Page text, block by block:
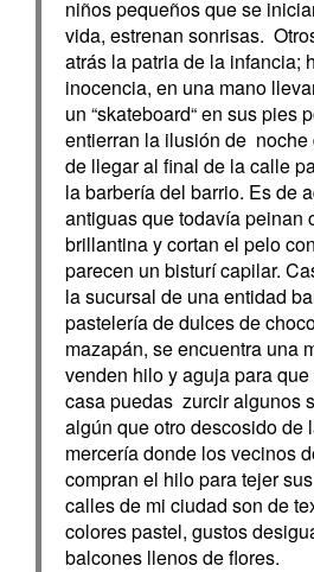
niños pequeños que se
vida, estrenan sonrisas.
atrás la patria de la infancia;
inocencia, en una mano
un “skateboard“ en sus pies
entierran la ilusión de noche
de llegar al final de la calle
la barbería del barrio. Es de
antiguas que todavía peinan
brillantina y cortan el pelo
parecen un bisturí capilar.
la sucursal de una entidad
pastelería de dulces de
mazapán, se encuentra una
venden hilo y aguja para
casa puedas zurcir algunos
algún que otro descosido de
mercería donde los vecinos
compran el hilo para tejer
calles de mi ciudad son de
colores pastel, gustos
balcones llenos de flores.